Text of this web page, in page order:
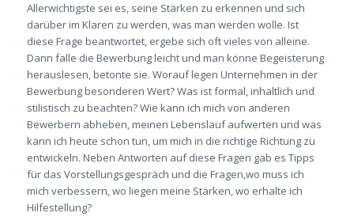
Allerwichtigste sei es, seine Stärken zu erkennen und sich
darüber im Klaren zu werden, was man werden wolle. Ist
diese Frage beantwortet, ergebe sich oft vieles von alleine.
Dann falle die Bewerbung leicht und man könne Begeisterung
herauslesen, betonte sie. Worauf legen Unternehmen in der
Bewerbung besonderen Wert? Was ist formal, inhaltlich und
stilistisch zu beachten? Wie kann ich mich von anderen
Bewerbern abheben, meinen Lebenslauf aufwerten und was
kann ich heute schon tun, um mich in die richtige Richtung zu
entwickeln. Neben Antworten auf diese Fragen gab es Tipps
für das Vorstellungsgespräch und die Fragen,wo muss ich
mich verbessern, wo liegen meine Stärken, wo erhalte ich
Hilfestellung?